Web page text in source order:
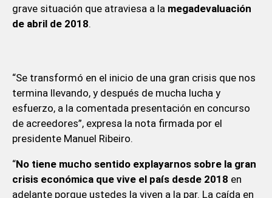
grave situación que atraviesa a la megadevaluación
de abril de 2018.
“Se transformó en el inicio de una gran crisis que nos
termina llevando, y después de mucha lucha y
esfuerzo, a la comentada presentación en concurso
de acreedores”, expresa la nota firmada por el
presidente Manuel Ribeiro.
“No tiene mucho sentido explayarnos sobre la gran
crisis económica que vive el país desde 2018 en
adelante porque ustedes la viven a la par. La caída en